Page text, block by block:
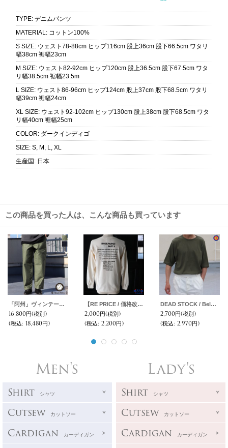
TYPE: デニムパンツ
MATERIAL: コットン100%
S SIZE: ウェスト78-88cm ヒップ116cm 股上36cm 股下66.5cm ワタリ
幅38cm 裾幅23cm
M SIZE: ウェスト82-92cm ヒップ120cm 股上36.5cm 股下67.5cm ワタ
リ幅38.5cm 裾幅23.5m
L SIZE: ウェスト86-96cm ヒップ124cm 股上37cm 股下68.5cm ワタリ
幅39cm 裾幅24cm
XL SIZE: ウェスト92-102cm ヒップ130cm 股上38cm 股下68.5cm ワタ
リ幅40cm 裾幅25cm
COLOR: ダークインディゴ
SIZE: S, M, L, XL
生産国 : 日本
この商品を買った人は、こんな商品も買っています
「阿州」ヴィンテージ ハードバックサテン ベイカーパンツ【MADE IN JAPAN】『日本製』【送料無料】/ Upscape Audience
16,800円(税別)
(税込: 18,480円)
【RE PRICE / 価格改定】360°SPORTS WEAR（スリーシックスティスポーツウェア）"TEXT" 6oz米綿丸胴L/S Tee/ Audience
2,000円(税別)
(税込: 2,200円)
DEAD STOCK / Belgium Army Cotton Crew Neck S/S Tee（ベルギー軍 コットンクルーネックTシャツ）
2,700円(税別)
(税込: 2,970円)
Men's
Shirt シャツ
Cutsew カットソー
Cardigan カーディガン
Lady's
Shirt シャツ
Cutsew カットソー
Cardigan カーディガン